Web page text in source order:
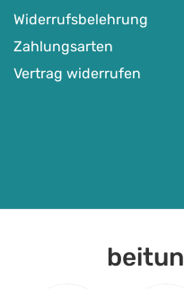
Widerrufsbelehrung
Zahlungsarten
Vertrag widerrufen